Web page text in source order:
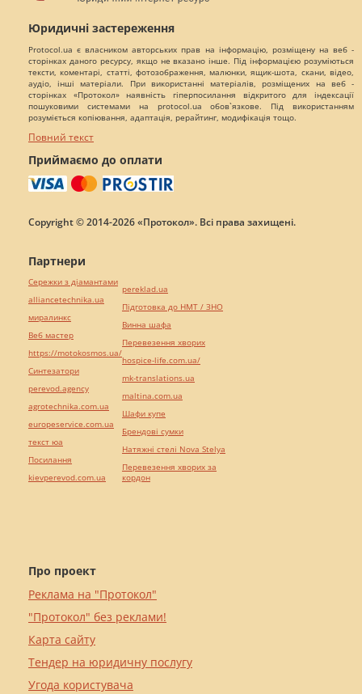
Юридичні застереження
Protocol.ua є власником авторських прав на інформацію, розміщену на веб -
сторінках даного ресурсу, якщо не вказано інше. Під інформацією розуміються
тексти, коментарі, статті, фотозображення, малюнки, ящик-шота, скани, відео,
аудіо, інші матеріали. При використанні матеріалів, розміщених на веб -
сторінках «Протокол» наявність гіперпосилання відкритого для індексації
пошуковими системами на protocol.ua обов`язкове. Під використанням
розуміється копіювання, адаптація, рерайтинг, модифікація тощо.
Повний текст
Приймаємо до оплати
Copyright © 2014-2026 «Протокол». Всі права захищені.
Про проект
Реклама на "Протокол"
"Протокол" без реклами!
Карта сайту
Тендер на юридичну послугу
Угода користувача
Партнери
Сережки з діамантами
alliancetechnika.ua
миралинкс
Веб мастер
https://motokosmos.ua/
Синтезатори
perevod.agency
agrotechnika.com.ua
europeservice.com.ua
текст юа
Посилання
kievperevod.com.ua
pereklad.ua
Підготовка до НМТ / ЗНО
Винна шафа
Перевезення хворих
hospice-life.com.ua/
mk-translations.ua
maltina.com.ua
Шафи купе
Брендові сумки
Натяжні стелі Nova Stelya
Перевезення хворих за
кордон